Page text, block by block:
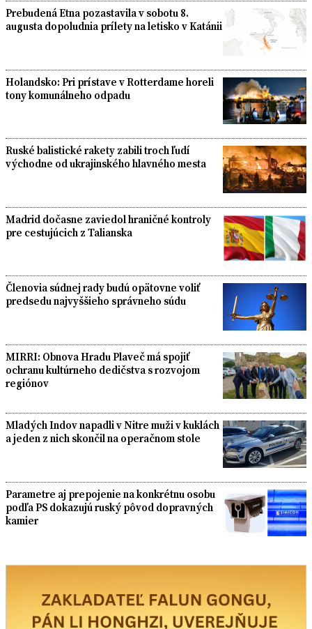
Prebudená Etna pozastavila v sobotu 8.
augusta dopoludnia prílety na letisko v Katánii
Holandsko: Pri prístave v Rotterdame horeli
tony komunálneho odpadu
Ruské balistické rakety zabili troch ľudí
východne od ukrajinského hlavného mesta
Madrid dočasne zaviedol hraničné kontroly
pre cestujúcich z Talianska
Členovia súdnej rady budú opätovne voliť
predsedu najvyššieho správneho súdu
MIRRI: Obnova Hradu Plaveč má spojiť
ochranu kultúrneho dedičstva s rozvojom
regiónov
Mladých Indov napadli v Nitre muži v kuklách
a jeden z nich skončil na operačnom stole
Parametre aj prepojenie na konkrétnu osobu
podľa PS dokazujú ruský pôvod dopravných
kamier